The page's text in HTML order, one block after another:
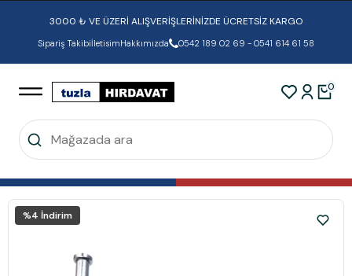
3000 ₺ VE ÜZERİ ALIŞVERİŞLERİNİZDE ÜCRETSİZ KARGO
Sipariş TakibiİletisimHakkımızda 0542 189 02 69 - 0541 614 61 58
0
%4 İndirim